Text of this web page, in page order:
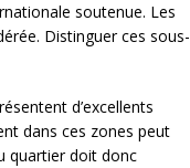
soutenue. Les
Distinguer ces sous-
d’excellents
dans ces zones peut
quartier doit donc